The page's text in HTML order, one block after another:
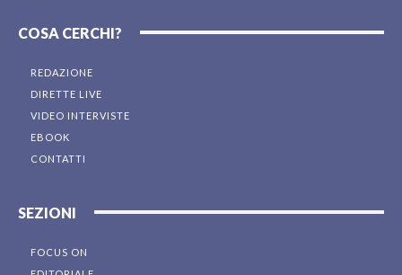
COSA CERCHI?
REDAZIONE
DIRETTE LIVE
VIDEO INTERVISTE
EBOOK
CONTATTI
SEZIONI
FOCUS ON